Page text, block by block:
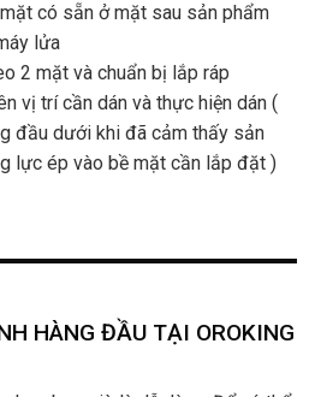
có sẵn ở mặt sau sản phẩm
lửa
2 mặt và chuẩn bị lắp ráp
vị trí cần dán và thực hiện dán (
đầu dưới khi đã cảm thấy sản
lực ép vào bề mặt cần lắp đặt )
HÀNG ĐẦU TẠI OROKING